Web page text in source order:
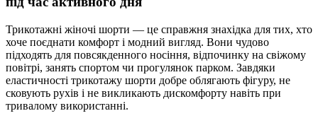
Трикотажні жіночі шорти — це справжня знахідка для тих, хто
хоче поєднати комфорт і модний вигляд. Вони чудово
підходять для повсякденного носіння, відпочинку на свіжому
повітрі, занять спортом чи прогулянок парком. Завдяки
еластичності трикотажу шорти добре облягають фігуру, не
сковують рухів і не викликають дискомфорту навіть при
тривалому використанні.